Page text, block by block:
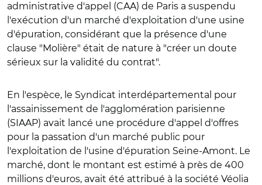
administrative d'appel (CAA) de Paris a suspendu
l'exécution d'un marché d'exploitation d'une usine
d'épuration, considérant que la présence d'une
clause "Molière" était de nature à "créer un doute
sérieux sur la validité du contrat".
En l'espèce, le Syndicat interdépartemental pour
l'assainissement de l'agglomération parisienne
(SIAAP) avait lancé une procédure d'appel d'offres
pour la passation d'un marché public pour
l'exploitation de l'usine d'épuration Seine-Amont. Le
marché, dont le montant est estimé à près de 400
millions d'euros, avait été attribué à la société Véolia